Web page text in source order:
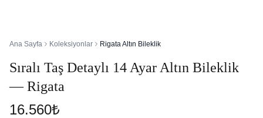
Ana Sayfa Koleksiyonlar Rigata Altın Bileklik
Sıralı Taş Detaylı 14 Ayar Altın Bileklik
— Rigata
16.560₺